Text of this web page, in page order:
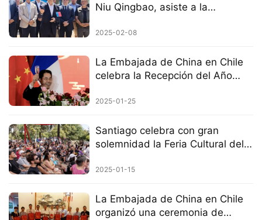
Niu Qingbao, asiste a la
de buses eléctricos chinos
2025-02-08
La Embajada de China en Chile
celebra la Recepción del Año
2025-01-25
Santiago celebra con gran
solemnidad la Feria Cultural del
Serpiente.
2025-01-15
La Embajada de China en Chile
organizó una ceremonia de